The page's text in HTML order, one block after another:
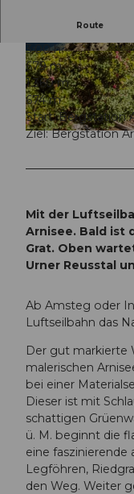
© Valentin Luthiger, Ferienregion
© Valentin Luthiger, Ferienregion
Route
3:00 h
679 m
1.360 m
674 m
Start: Bergstation
Ziel: Bergstation
Mit der
Arnisee. Bald ist
Grat. Oben
Urner Reusstal
Ab Amsteg oder
Luftseilbahn das
Der gut markierte
malerischen
bei einer
Dieser ist mit
schattigen
ü. M. beginnt die
eine faszinierende
Legföhren,
den Weg. Weiter